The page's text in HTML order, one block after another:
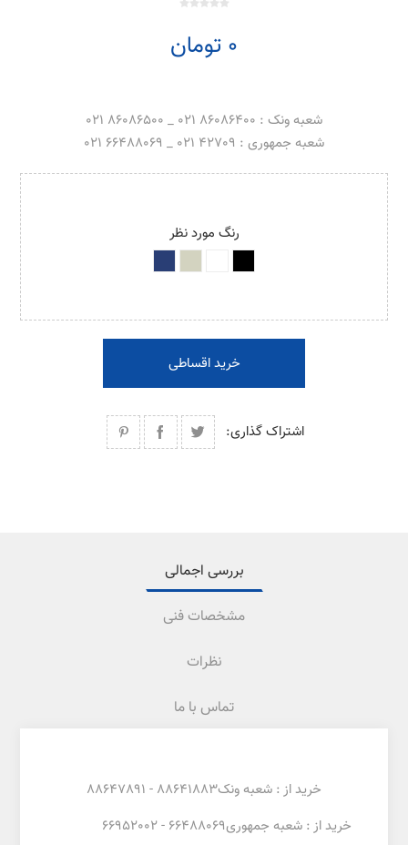
0 تومان
شعبه ونک : 86086400 021 _ 86086500 021
شعبه جمهوری : 42709 021 _ 66488069 021
رنگ مورد نظر
خرید اقساطی
اشتراک گذاری:
بررسی اجمالی
مشخصات فنی
نظرات
تماس با ما
خرید از : شعبه ونک88641883 - 88647891
خرید از : شعبه جمهوری66488069 - 66952002